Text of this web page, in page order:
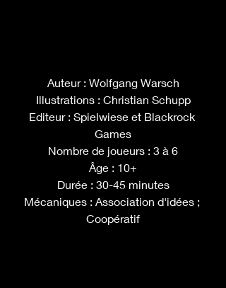
Auteur : Wolfgang Warsch
Illustrations : Christian Schupp
Editeur : Spielwiese et Blackrock
Games
Nombre de joueurs : 3 à 6
Âge : 10+
Durée : 30-45 minutes
Mécaniques : Association d'idées ;
Coopératif